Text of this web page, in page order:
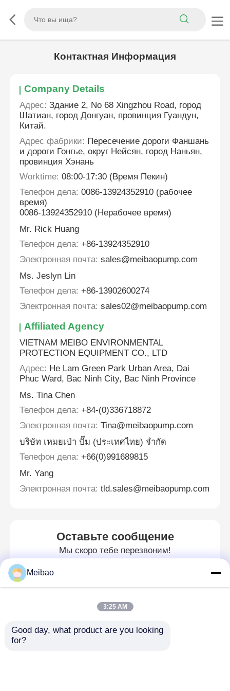
Контактная Информация
Company Details
Адрес: Здание 2, No 68 Xingzhou Road, город
Шатиан, город Донгуан, провинция Гуандун,
Китай.
Адрес фабрики: Пересечение дороги Фаншань
и дороги Гонгье, округ Нейсян, город Наньян,
провинция Хэнань
Worktime: 08:00-17:30 (Время Пекин)
Телефон дела: 0086-13924352910 (рабочее
время)
0086-13924352910 (Нерабочее время)
Mr. Rick Huang
Телефон дела: +86-13924352910
Электронная почта: sales@meibaopump.com
Ms. Jeslyn Lin
Телефон дела: +86-13902600274
Электронная почта: sales02@meibaopump.com
Affiliated Agency
VIETNAM MEIBO ENVIRONMENTAL
PROTECTION EQUIPMENT CO., LTD
Адрес: He Lam Green Park Urban Area, Dai
Phuc Ward, Bac Ninh City, Bac Ninh Province
Ms. Tina Chen
Телефон дела: +84-(0)336718872
Электронная почта: Tina@meibaopump.com
บริษัท เหมยเป่า ปั๊ม (ประเทศไทย) จำกัด
Телефон дела: +66(0)991689815
Mr. Yang
Электронная почта: tld.sales@meibaopump.com
Оставьте сообщение
Мы скоро тебе перезвоним!
Meibao
3:25 AM
Good day, what product are you looking
for?